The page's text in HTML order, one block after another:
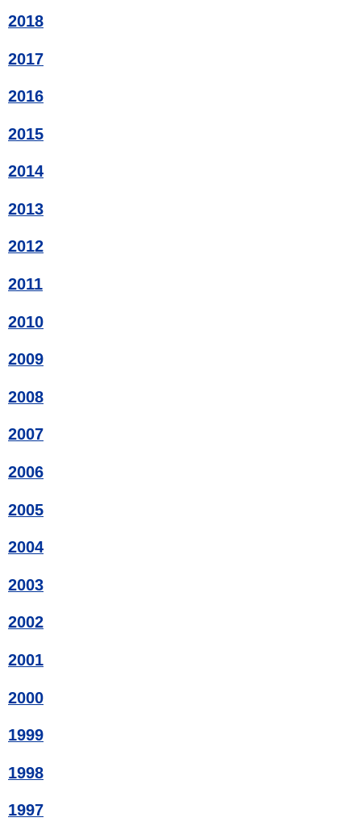
2018
2017
2016
2015
2014
2013
2012
2011
2010
2009
2008
2007
2006
2005
2004
2003
2002
2001
2000
1999
1998
1997